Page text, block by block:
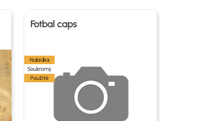
Fotbal caps
Nabídka
Soukromý
Použité